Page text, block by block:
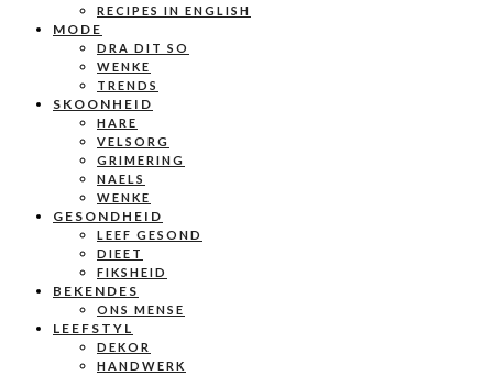
RECIPES IN ENGLISH
MODE
DRA DIT SO
WENKE
TRENDS
SKOONHEID
HARE
VELSORG
GRIMERING
NAELS
WENKE
GESONDHEID
LEEF GESOND
DIEET
FIKSHEID
BEKENDES
ONS MENSE
LEEFSTYL
DEKOR
HANDWERK